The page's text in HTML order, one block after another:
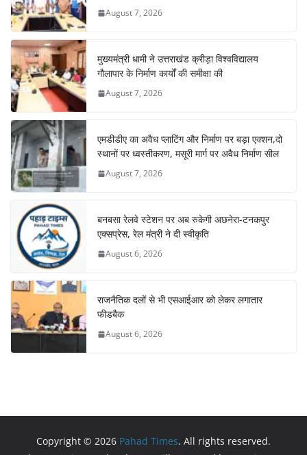
August 7, 2026
मुख्यमंत्री धामी ने उत्तराखंड क्रीड़ा विश्वविद्यालय
गौलापार के निर्माण कार्यों की समीक्षा की
August 7, 2026
एमडीडीए का अवैध प्लाटिंग और निर्माण पर बड़ा एक्शन,दो
स्थानों पर ध्वस्तीकरण, मसूरी मार्ग पर अवैध निर्माण सील
August 7, 2026
बनबसा रेलवे स्टेशन पर अब रुकेगी अछनेरा-टनकपुर
एक्सप्रेस, रेल मंत्री ने दी स्वीकृति
August 6, 2026
राजनैतिक दलों से भी एसआईआर को लेकर लगातार
फीडबैक
August 6, 2026
Copyright © 2026 Pahad Times. All rights reserved.